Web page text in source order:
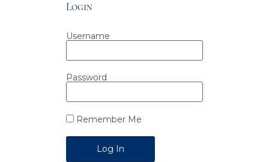
Login
Username
Password
Remember Me